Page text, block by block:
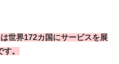
世界172カ国にサービスを展
。